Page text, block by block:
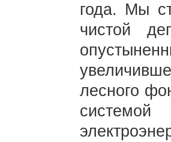
года. Мы
чистой
лесного